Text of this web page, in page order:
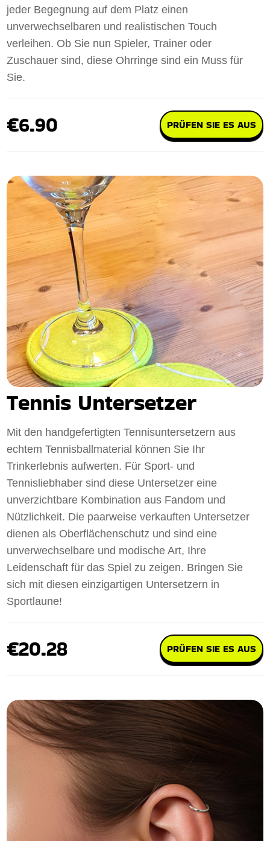
jeder Begegnung auf dem Platz einen
unverwechselbaren und realistischen Touch
verleihen. Ob Sie nun Spieler, Trainer oder
Zuschauer sind, diese Ohrringe sind ein Muss für
Sie.
€6.90 PRÜFEN SIE ES AUS
Tennis Untersetzer
Mit den handgefertigten Tennisuntersetzern aus
echtem Tennisballmaterial können Sie Ihr
Trinkerlebnis aufwerten. Für Sport- und
Tennisliebhaber sind diese Untersetzer eine
unverzichtbare Kombination aus Fandom und
Nützlichkeit. Die paarweise verkauften Untersetzer
dienen als Oberflächenschutz und sind eine
unverwechselbare und modische Art, Ihre
Leidenschaft für das Spiel zu zeigen. Bringen Sie
sich mit diesen einzigartigen Untersetzern in
Sportlaune!
€20.28 PRÜFEN SIE ES AUS